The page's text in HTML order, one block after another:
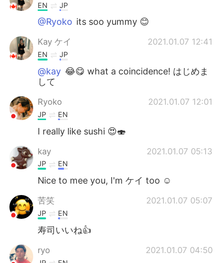
EN JP
@Ryoko its soo yummy 😊
Kay ケイ 2021.01.07 12:41
EN JP
@kay 😂😋 what a coincidence! はじめま
して
Ryoko 2021.01.07 12:01
JP EN
I really like sushi 😍🍣
kay 2021.01.07 05:13
JP EN
Nice to mee you, I'm ケイ too ☺
苦笑 2021.01.07 05:07
JP EN
寿司いいね👍
ryo 2021.01.07 04:50